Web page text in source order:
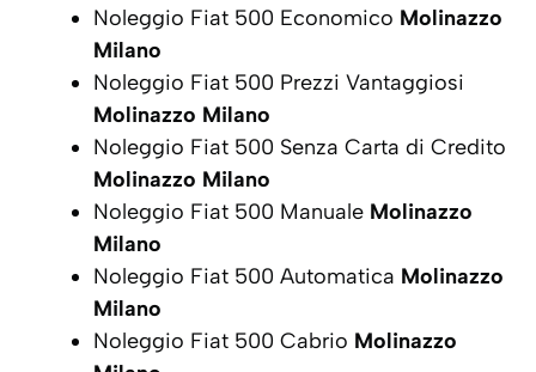
Noleggio Fiat 500 Economico Molinazzo
Milano
Noleggio Fiat 500 Prezzi Vantaggiosi
Molinazzo Milano
Noleggio Fiat 500 Senza Carta di Credito
Molinazzo Milano
Noleggio Fiat 500 Manuale Molinazzo
Milano
Noleggio Fiat 500 Automatica Molinazzo
Milano
Noleggio Fiat 500 Cabrio Molinazzo